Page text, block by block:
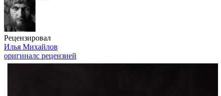
Рецензировал
Илья Михайлов
оригиналс рецензией